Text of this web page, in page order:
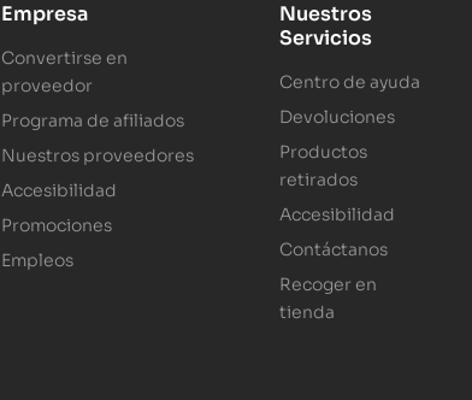
Empresa
Convertirse en
proveedor
Programa de afiliados
Nuestros proveedores
Accesibilidad
Promociones
Empleos
Nuestros
Servicios
Centro de ayuda
Devoluciones
Productos
retirados
Accesibilidad
Contáctanos
Recoger en
tienda